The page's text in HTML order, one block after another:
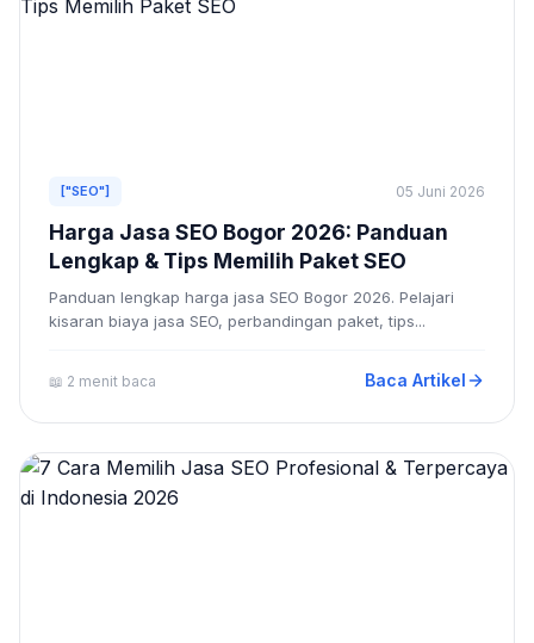
["SEO"] 05 Juni 2026
Harga Jasa SEO Bogor 2026: Panduan
Lengkap & Tips Memilih Paket SEO
Panduan lengkap harga jasa SEO Bogor 2026. Pelajari
kisaran biaya jasa SEO, perbandingan paket, tips...
📖 2 menit baca Baca Artikel